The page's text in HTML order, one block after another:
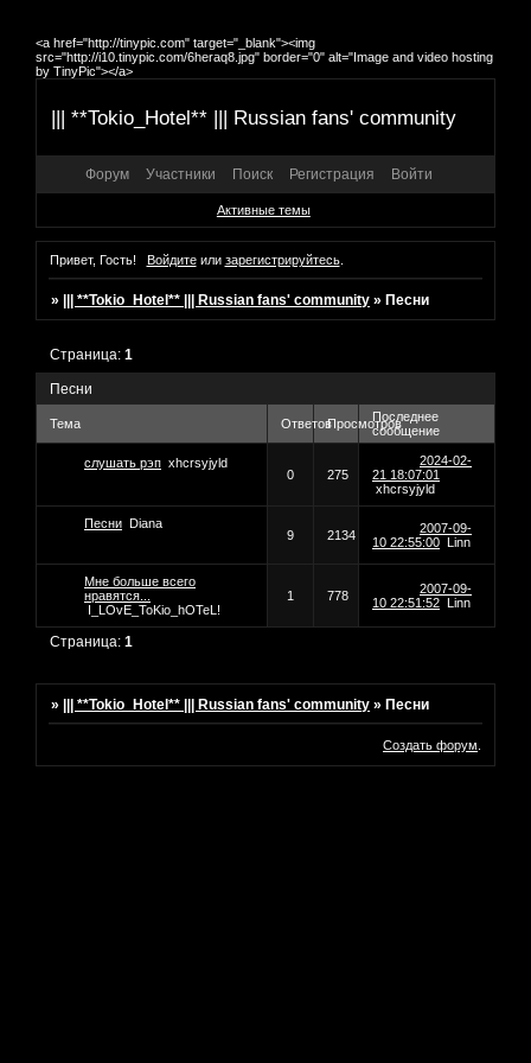
<a href="http://tinypic.com" target="_blank"><img
src="http://i10.tinypic.com/6heraq8.jpg" border="0" alt="Image and video hosting
by TinyPic"></a>
||| **Tokio_Hotel** ||| Russian fans' community
Форум Участники Поиск Регистрация Войти
Активные темы
Привет, Гость! Войдитеили зарегистрируйтесь.
» ||| **Tokio_Hotel** ||| Russian fans' community »Песни
Песни
Страница:1
Тема ОтветовПросмотровПоследнее
сообщение
слушать рэп xhcrsyjyld
0
275
2024-02-
21 18:07:01
xhcrsyjyld
Песни
Diana
9
2134
2007-09-
10 22:55:00
Linn
Мне больше всего
нравятся...
I_LOvE_ToKio_hOTeL!
1 778
2007-09-
10 22:51:52
Linn
Страница:1
» ||| **Tokio_Hotel** ||| Russian fans' community »Песни
Создать форум